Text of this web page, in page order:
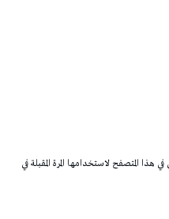
هذا المتصفح لاستخدامها المرة المقبلة في